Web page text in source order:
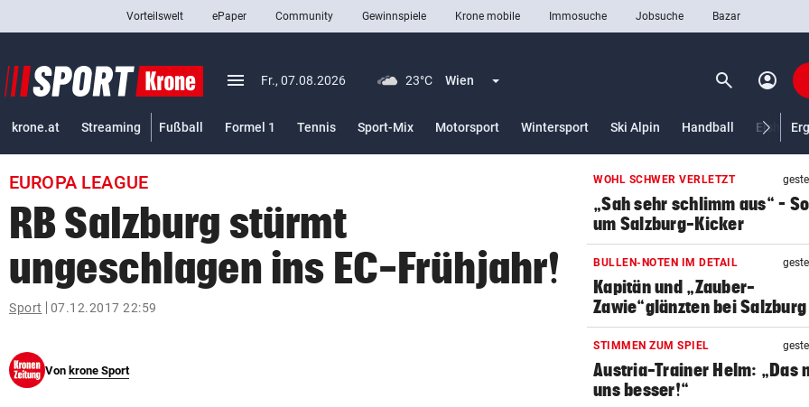
closeSchließen
Abonnieren
pin_drop
bookmark
search
Suchbegriff
Vorteilswelt ePaper Community Gewinnspiele Krone mobile Immosuche Jobsuche Bazar
menu Menü aufklappen
Fr., 07.08.2026 23°C Wien Menü aufklappen search Suchen
account_circle
krone.at Streaming Fußball Formel 1 Tennis Sport-Mix Motorsport Wintersport Ski Alpin Handball
EUROPA LEAGUE
RB Salzburg stürmt
ungeschlagen ins EC-Frühjahr!
Sport 07.12.2017 22:59
Von krone Sport
WOHL SCHWER VERLETZT
„Sah sehr schlimm aus“ –
um Salzburg-Kicker
BULLEN-NOTEN IM DETAIL
Kapitän und „Zauber-
Zawie“glänzten bei Salzburg
STIMMEN ZUM SPIEL
Austria-Trainer Helm: „Das
uns besser!“